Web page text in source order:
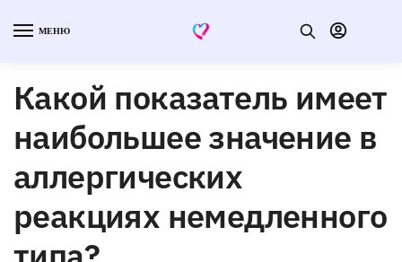
МЕНЮ
Какой показатель имеет
наибольшее значение в
аллергических
реакциях немедленного